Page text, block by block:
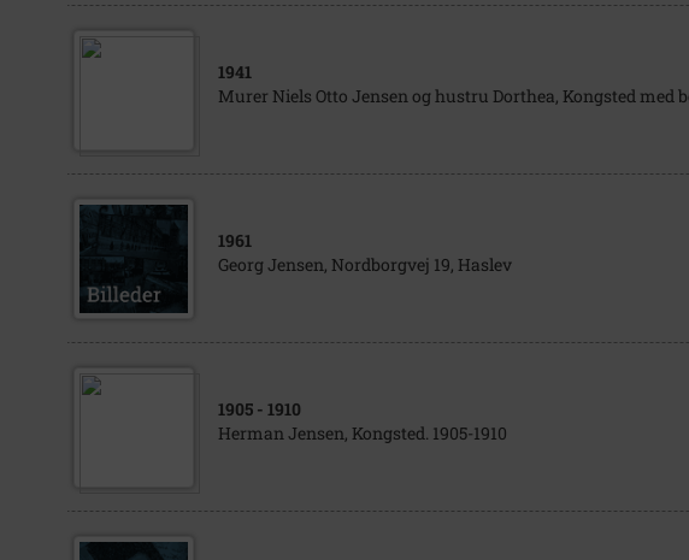
1941
Murer Niels Otto Jensen og hustru Dorthea, Kongsted med
1961
Georg Jensen, Nordborgvej 19, Haslev
1905 - 1910
Herman Jensen, Kongsted. 1905-1910